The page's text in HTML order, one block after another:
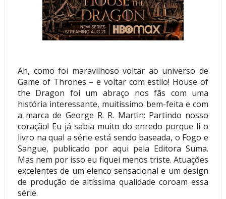
Ah, como foi maravilhoso voltar ao universo de
Game of Thrones – e voltar com estilo! House of
the Dragon foi um abraço nos fãs com uma
história interessante, muitíssimo bem-feita e com
a marca de George R. R. Martin: Partindo nosso
coração! Eu já sabia muito do enredo porque li o
livro na qual a série está sendo baseada, o Fogo e
Sangue, publicado por aqui pela Editora Suma.
Mas nem por isso eu fiquei menos triste. Atuações
excelentes de um elenco sensacional e um design
de produção de altíssima qualidade coroam essa
série.